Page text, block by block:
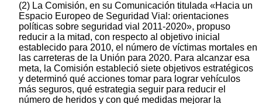
(2) La Comisión, en su Comunicación titulada «Hacia un
Espacio Europeo de Seguridad Vial: orientaciones
políticas sobre seguridad vial 2011-2020», propuso
reducir a la mitad, con respecto al objetivo inicial
establecido para 2010, el número de víctimas mortales en
las carreteras de la Unión para 2020. Para alcanzar esa
meta, la Comisión estableció siete objetivos estratégicos
y determinó qué acciones tomar para lograr vehículos
más seguros, qué estrategia seguir para reducir el
número de heridos y con qué medidas mejorar la